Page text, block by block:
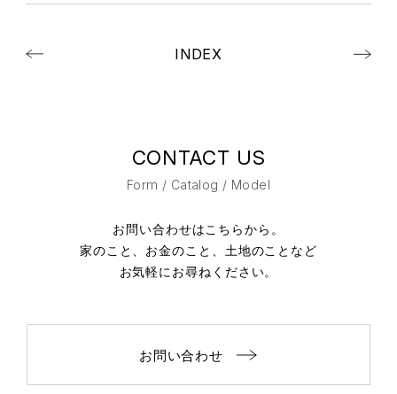
INDEX
CONTACT US
Form / Catalog / Model
お問い合わせはこちらから。
家のこと、お金のこと、土地のことなど
お気軽にお尋ねください。
お問い合わせ